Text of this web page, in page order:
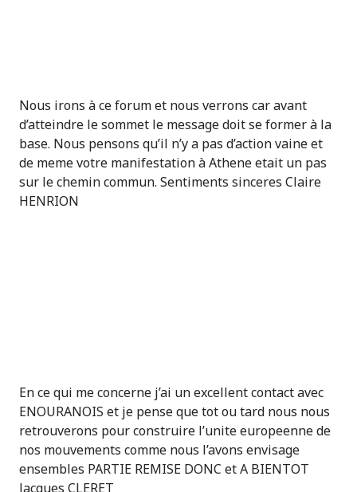
Nous irons à ce forum et nous verrons car avant
d’atteindre le sommet le message doit se former à la
base. Nous pensons qu’il n’y a pas d’action vaine et
de meme votre manifestation à Athene etait un pas
sur le chemin commun. Sentiments sinceres Claire
HENRION
En ce qui me concerne j’ai un excellent contact avec
ENOURANOIS et je pense que tot ou tard nous nous
retrouverons pour construire l’unite europeenne de
nos mouvements comme nous l’avons envisage
ensembles PARTIE REMISE DONC et A BIENTOT
Jacques CLERET